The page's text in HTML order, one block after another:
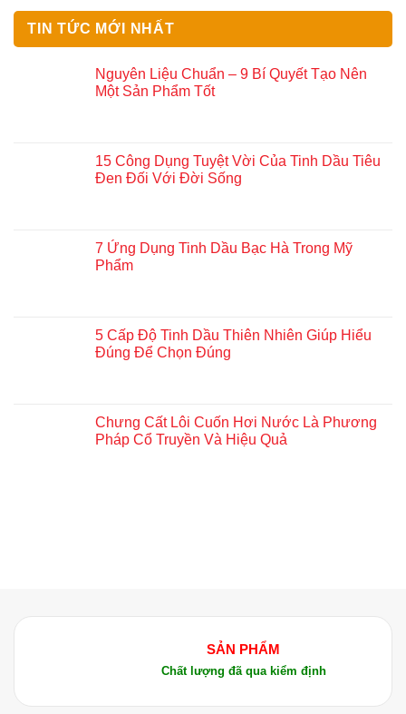
TIN TỨC MỚI NHẤT
Nguyên Liệu Chuẩn – 9 Bí Quyết Tạo Nên
Một Sản Phẩm Tốt
15 Công Dụng Tuyệt Vời Của Tinh Dầu Tiêu
Đen Đối Với Đời Sống
7 Ứng Dụng Tinh Dầu Bạc Hà Trong Mỹ
Phẩm
5 Cấp Độ Tinh Dầu Thiên Nhiên Giúp Hiểu
Đúng Để Chọn Đúng
Chưng Cất Lôi Cuốn Hơi Nước Là Phương
Pháp Cổ Truyền Và Hiệu Quả
SẢN PHẨM
Chất lượng đã qua kiểm định